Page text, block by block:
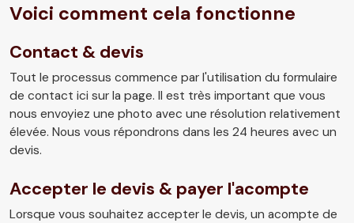
Voici comment cela fonctionne
Contact & devis
Tout le processus commence par l'utilisation du formulaire
de contact ici sur la page. Il est très important que vous
nous envoyiez une photo avec une résolution relativement
élevée. Nous vous répondrons dans les 24 heures avec un
devis.
Accepter le devis & payer l'acompte
Lorsque vous souhaitez accepter le devis, un acompte de